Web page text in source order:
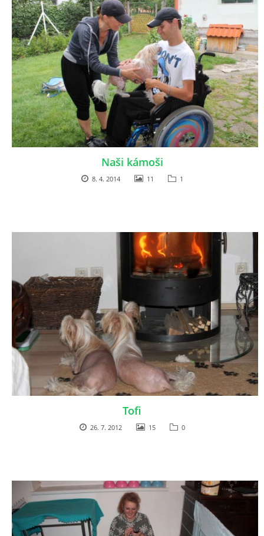
Naši kámoši
8. 4. 2014 11 1
Tofi
26. 7. 2012 15 0